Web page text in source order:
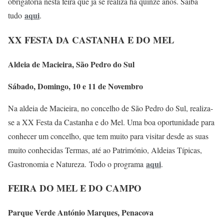
tudo aqui.
XX FESTA DA CASTANHA E DO MEL
Aldeia de Macieira, São Pedro do Sul
Sábado, Domingo, 10 e 11 de Novembro
Na aldeia de Macieira, no concelho de São Pedro do Sul, realiza-
se a XX Festa da Castanha e do Mel. Uma boa oportunidade para
conhecer um concelho, que tem muito para visitar desde as suas
muito conhecidas Termas, até ao Património, Aldeias Típicas,
Gastronomia e Natureza. Todo o programa aqui.
FEIRA DO MEL E DO CAMPO
Parque Verde António Marques, Penacova